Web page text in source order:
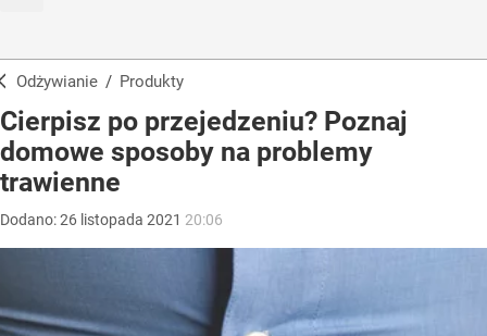
Odżywianie / Produkty
Cierpisz po przejedzeniu? Poznaj
domowe sposoby na problemy
trawienne
Dodano:26 listopada 2021 20:06